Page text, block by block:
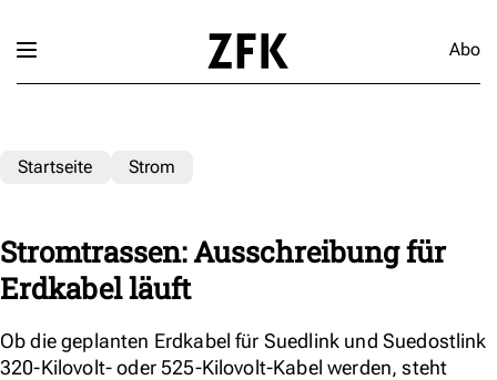
Abo
Startseite Strom
Stromtrassen: Ausschreibung für
Erdkabel läuft
Ob die geplanten Erdkabel für Suedlink und Suedostlink
320-Kilovolt- oder 525-Kilovolt-Kabel werden, steht